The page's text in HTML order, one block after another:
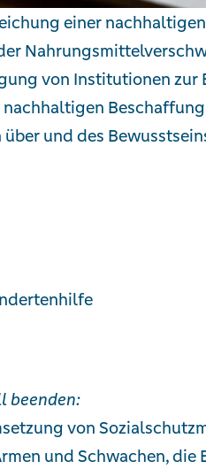
einer
von Institutionen
und des
beenden:
von
und Schwachen, die